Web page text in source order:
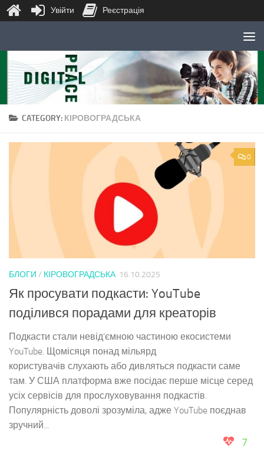
Skip to content
CATEGORY: КІРОВОГРАДСЬКА
0
БЛОГИ / КІРОВОГРАДСЬКА 16.10.2025
Як просувати подкасти: YouTube
поділився порадами для креаторів
Подкасти стали невід’ємною частиною екосистеми
YouTube. Щомісяця понад мільярд
користувачів слухають або дивляться подкасти саме
там. У США платформа вже посідає перше місце серед
усіх сервісів для прослуховування подкастів.
Популярність доволі зрозуміла, адже YouTube поєднав
зручний...
7
Увійти Реєстрація